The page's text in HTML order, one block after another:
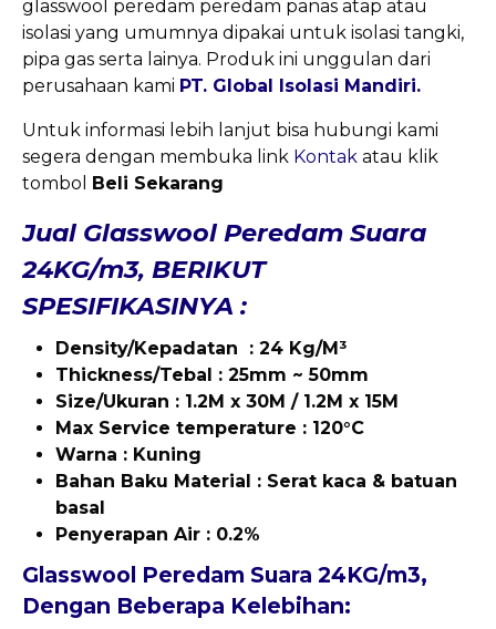
glasswool peredam peredam panas atap atau
isolasi yang umumnya dipakai untuk isolasi tangki,
pipa gas serta lainya. Produk ini unggulan dari
perusahaan kami PT. Global Isolasi Mandiri.
Untuk informasi lebih lanjut bisa hubungi kami
segera dengan membuka link Kontak atau klik
tombol Beli Sekarang
Jual Glasswool Peredam Suara
24KG/m3, BERIKUT
SPESIFIKASINYA :
Density/Kepadatan : 24 Kg/M³
Thickness/Tebal : 25mm ~ 50mm
Size/Ukuran : 1.2M x 30M / 1.2M x 15M
Max Service temperature : 120°C
Warna : Kuning
Bahan Baku Material : Serat kaca & batuan
basal
Penyerapan Air : 0.2%
Glasswool Peredam Suara 24KG/m3,
Dengan Beberapa Kelebihan: